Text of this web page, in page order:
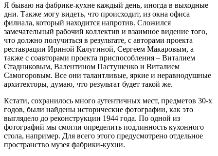
Я бываю на фабрике-кухне каждый день, иногда в выходные
дни. Также могу видеть, что происходит, из окна офиса
филиала, который находится напротив. Сложился
замечательный рабочий коллектив и взаимное видение того,
что должно получиться в результате, с авторами проекта
реставрации Ириной Калугиной, Сергеем Макаровым, а
также с соавторами проекта приспособления – Виталием
Стадниковым, Валентином Пастушенко и Виталием
Самогоровым. Все они талантливые, яркие и неравнодушные
архитекторы, думаю, что результат будет такой же.
Кстати, сохранилось много аутентичных мест, предметов 30-х
годов, были найдены исторические фотографии, как это
выглядело до реконструкции 1944 года. По одной из
фотографий мы смогли определить подлинность кухонного
стола, например. Для всего этого предусмотрено отдельное
пространство музея фабрики-кухни.